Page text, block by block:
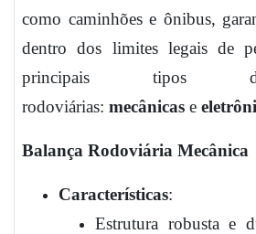
como caminhões e ônibus,
dentro dos limites legais de
principais tipos
rodoviárias: mecânicas e
Balança Rodoviária Mecânica
Características:
Estrutura robusta e